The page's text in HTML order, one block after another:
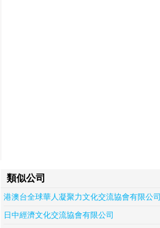
類似公司
港澳台全球華人凝聚力文化交流協會有限公司
日中經濟文化交流協會有限公司